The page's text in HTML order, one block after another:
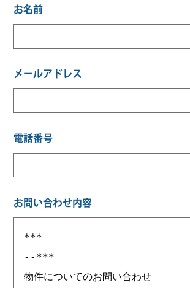
お名前
メールアドレス
電話番号
お問い合わせ内容